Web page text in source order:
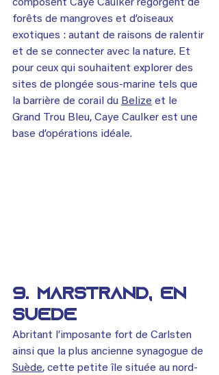
composent Caye Caulker regorgent de
forêts de mangroves et d’oiseaux
exotiques : autant de raisons de ralentir
et de se connecter avec la nature. Et
pour ceux qui souhaitent explorer des
sites de plongée sous-marine tels que
la barrière de corail du Belize et le
Grand Trou Bleu, Caye Caulker est une
base d’opérations idéale.
9. Marstrand, en
Suède
Abritant l’imposante fort de Carlsten
ainsi que la plus ancienne synagogue de
Suède, cette petite île située au nord-